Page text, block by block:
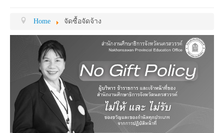
เกี่ยวกับ ศธจ.
หน่วยงานภายใน
ดาวน์โหลด
กระดาน ถาม-ตอบ
ข้อมูลการติดต่อ
Home จัดซื้อจัดจ้าง